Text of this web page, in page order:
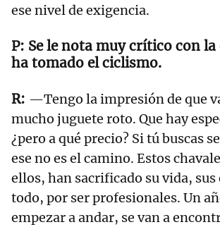
ese nivel de exigencia.
Se le nota muy crítico con la
ha tomado el ciclismo.
—Tengo la impresión de que
mucho juguete roto. Que hay
¿pero a qué precio? Si tú buscas
ese no es el camino. Estos
ellos, han sacrificado su vida, sus
todo, por ser profesionales. Un
empezar a andar, se van a